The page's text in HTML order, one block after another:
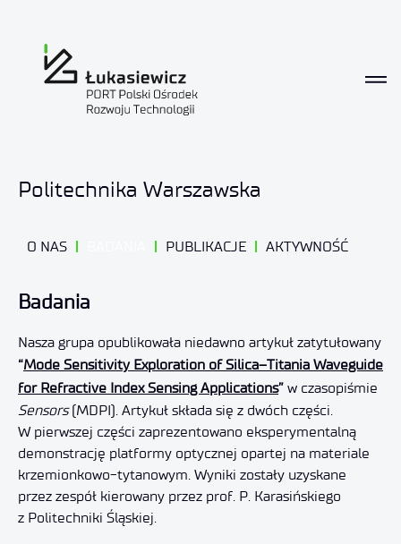
Badania
Politechnika Warszawska
O NAS PUBLIKACJE AKTYWNOŚĆ
Badania
Nasza grupa opublikowała niedawno artykuł zatytułowany
“Mode Sensitivity Exploration of Silica–Titania Waveguide
for Refractive Index Sensing Applications” w czasopiśmie
Sensors(MDPI). Artykuł składa się z dwóch części.
W pierwszej części zaprezentowano eksperymentalną
demonstrację platformy optycznej opartej na materiale
krzemionkowo-tytanowym. Wyniki zostały uzyskane
przez zespół kierowany przez prof. P. Karasińskiego
z Politechniki Śląskiej.